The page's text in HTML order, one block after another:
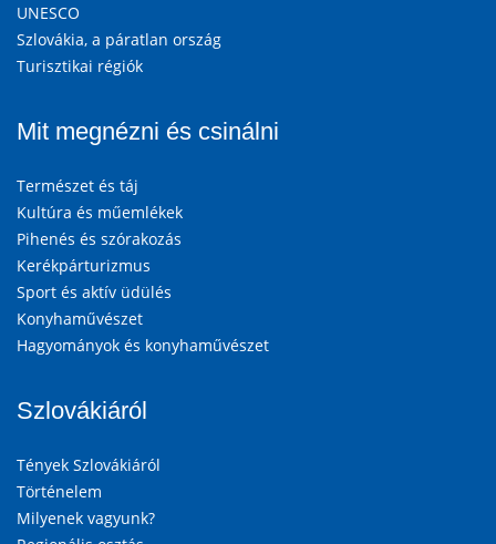
UNESCO
Szlovákia, a páratlan ország
Turisztikai régiók
Mit megnézni és csinálni
Természet és táj
Kultúra és műemlékek
Pihenés és szórakozás
Kerékpárturizmus
Sport és aktív üdülés
Konyhaművészet
Hagyományok és konyhaművészet
Szlovákiáról
Tények Szlovákiáról
Történelem
Milyenek vagyunk?